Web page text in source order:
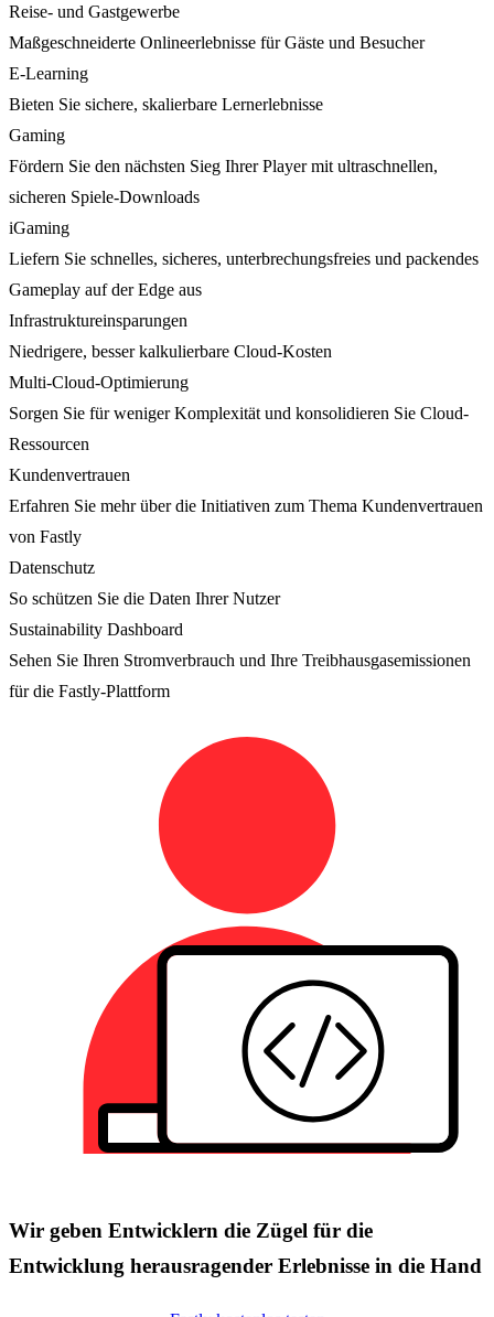
Reise- und Gastgewerbe
Maßgeschneiderte Onlineerlebnisse für Gäste und Besucher
E-Learning
Bieten Sie sichere, skalierbare Lernerlebnisse
Gaming
Fördern Sie den nächsten Sieg Ihrer Player mit ultraschnellen,
sicheren Spiele-Downloads
iGaming
Liefern Sie schnelles, sicheres, unterbrechungsfreies und packendes
Gameplay auf der Edge aus
Infrastruktureinsparungen
Niedrigere, besser kalkulierbare Cloud-Kosten
Multi-Cloud-Optimierung
Sorgen Sie für weniger Komplexität und konsolidieren Sie Cloud-
Ressourcen
Kundenvertrauen
Erfahren Sie mehr über die Initiativen zum Thema Kundenvertrauen
von Fastly
Datenschutz
So schützen Sie die Daten Ihrer Nutzer
Sustainability Dashboard
Sehen Sie Ihren Stromverbrauch und Ihre Treibhausgasemissionen
für die Fastly-Plattform
Wir geben Entwicklern die Zügel für die
Entwicklung herausragender Erlebnisse in die Hand